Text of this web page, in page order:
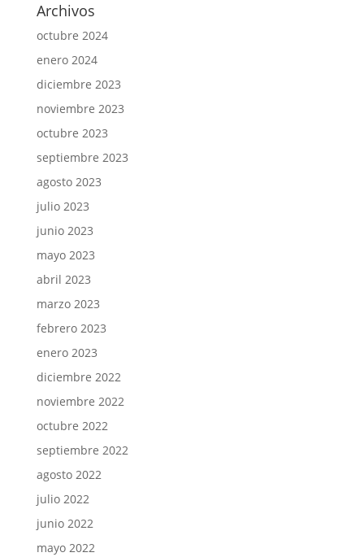
Archivos
octubre 2024
enero 2024
diciembre 2023
noviembre 2023
octubre 2023
septiembre 2023
agosto 2023
julio 2023
junio 2023
mayo 2023
abril 2023
marzo 2023
febrero 2023
enero 2023
diciembre 2022
noviembre 2022
octubre 2022
septiembre 2022
agosto 2022
julio 2022
junio 2022
mayo 2022